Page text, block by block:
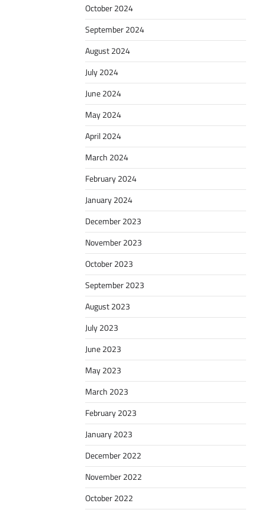
October 2024
September 2024
August 2024
July 2024
June 2024
May 2024
April 2024
March 2024
February 2024
January 2024
December 2023
November 2023
October 2023
September 2023
August 2023
July 2023
June 2023
May 2023
March 2023
February 2023
January 2023
December 2022
November 2022
October 2022